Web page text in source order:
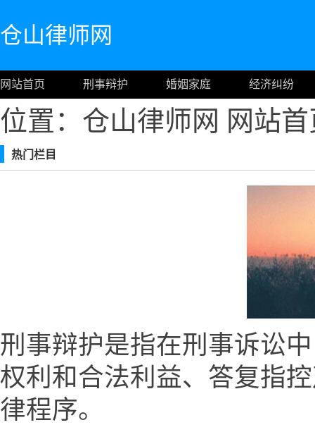
仓山律师网
网站首页 刑事辩护 婚姻家庭 经济纠纷
位置：仓山律师网 网站
热门栏目
刑事辩护是指在刑事诉讼
权利和合法利益、答复指
律程序。